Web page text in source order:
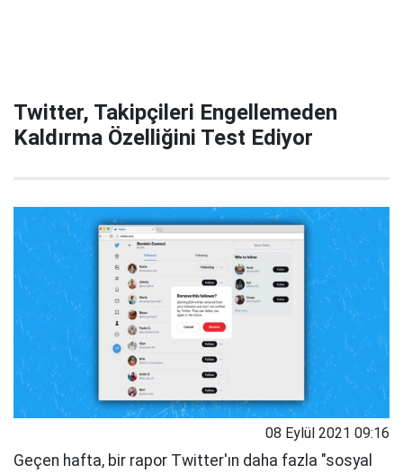
Twitter, Takipçileri Engellemeden
Kaldırma Özelliğini Test Ediyor
08 Eylül 2021 09:16
Geçen hafta, bir rapor Twitter'ın daha fazla "sosyal